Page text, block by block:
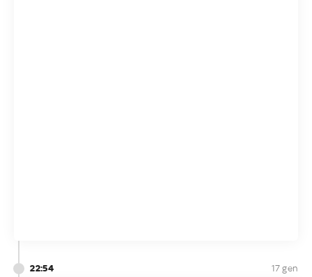
22:54 17 gen